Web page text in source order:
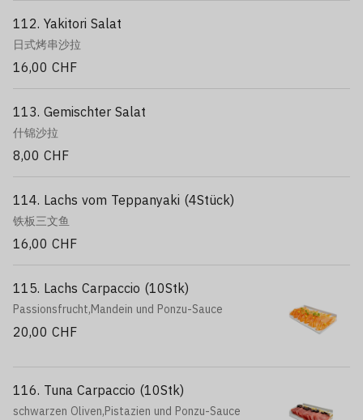
112. Yakitori Salat
日式烤串沙拉
16,00 CHF
113. Gemischter Salat
什锦沙拉
8,00 CHF
114. Lachs vom Teppanyaki (4Stück)
铁板三文鱼
16,00 CHF
115. Lachs Carpaccio (10Stk)
Passionsfrucht,Mandein und Ponzu-Sauce
20,00 CHF
116. Tuna Carpaccio (10Stk)
schwarzen Oliven,Pistazien und Ponzu-Sauce